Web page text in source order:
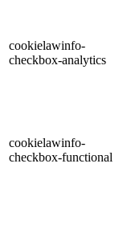
cookielawinfo-
checkbox-analytics
cookielawinfo-
checkbox-functional